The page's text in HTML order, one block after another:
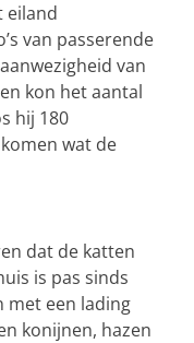
eiland
van passerende
van
kon het aantal
hij 180
wat de
dat de katten
is pas sinds
met een lading
konijnen, hazen